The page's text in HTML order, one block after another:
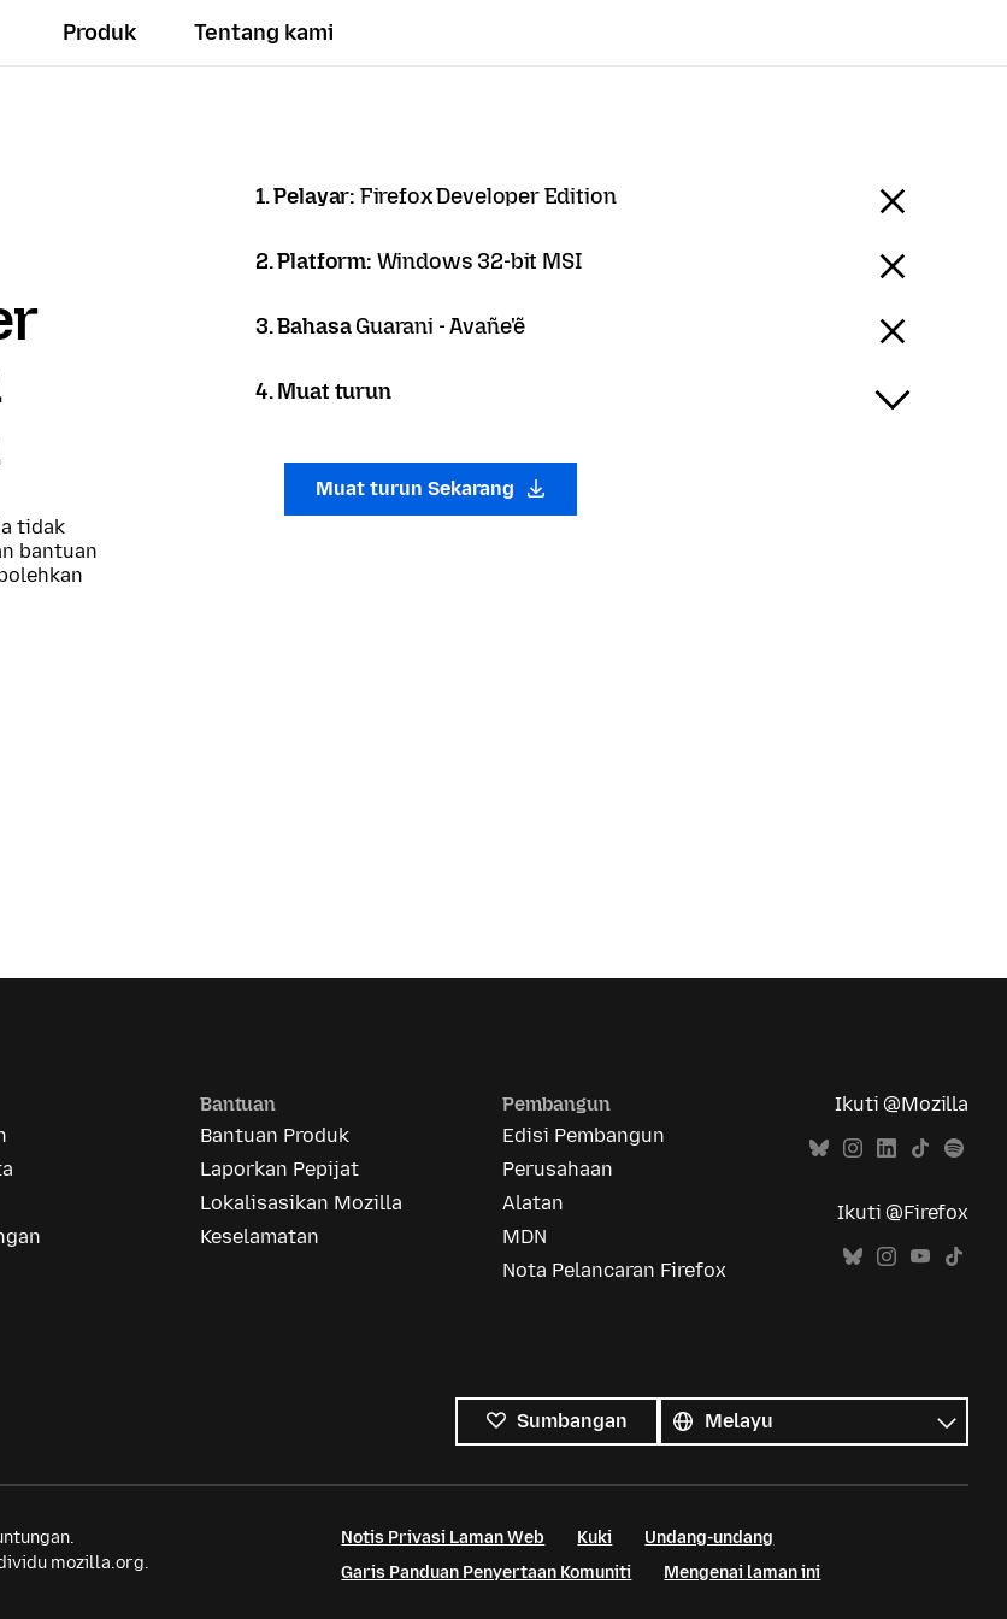
Produk Tentang kami
tidak
bantuan
1. Pelayar: Firefox Developer Edition
2. Platform: Windows 32-bit MSI
3. BahasaGuarani - Avañe'ẽ
4. Muat turun
Muat turun Sekarang
Bantuan
Bantuan Produk
Laporkan Pepijat
Lokalisasikan Mozilla
Keselamatan
Pembangun
Edisi Pembangun
Perusahaan
Alatan
MDN
Nota Pelancaran Firefox
Ikuti @Mozilla
Ikuti @Firefox
Sumbangan
bahasa
Bahasa
mozilla.org.
Notis Privasi Laman Web Kuki
Undang-undang
Garis Panduan Penyertaan Komuniti
Mengenai laman ini